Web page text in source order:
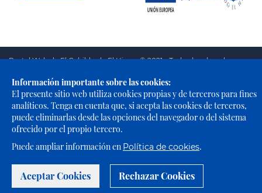
Información importante sobre las cookies:
El presente sitio web utiliza cookies propias y de terceros para fines
analíticos. Tenga en cuenta que, si acepta las cookies de terceros,
puede eliminarlas desde las opciones del navegador o del sistema
ofrecido por el propio tercero.
Puede ampliar información en Política de cookies.
Aceptar Cookies Rechazar Cookies
Portal Web de El Cabildo de El Hierro © 2021 - Todos los derechos
Legal | Accesibilidad